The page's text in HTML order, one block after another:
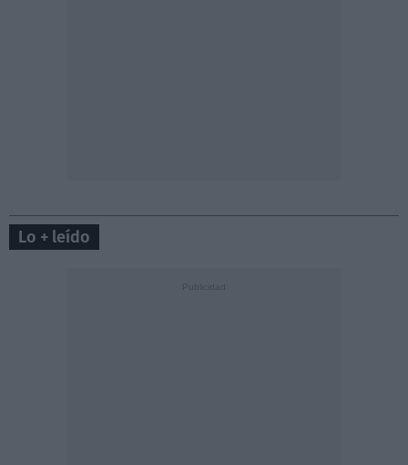
Lo + leído